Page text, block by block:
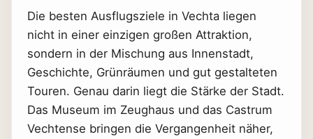
Die besten Ausflugsziele in Vechta liegen
nicht in einer einzigen großen Attraktion,
sondern in der Mischung aus Innenstadt,
Geschichte, Grünräumen und gut gestalteten
Touren. Genau darin liegt die Stärke der Stadt.
Das Museum im Zeughaus und das Castrum
Vechtense bringen die Vergangenheit näher,